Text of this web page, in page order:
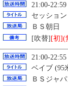
21:00-22:59
セッショ
ＢＳ朝日
[吹替][初](
21:00-22:55
ベイブ (95
ＢＳジャ